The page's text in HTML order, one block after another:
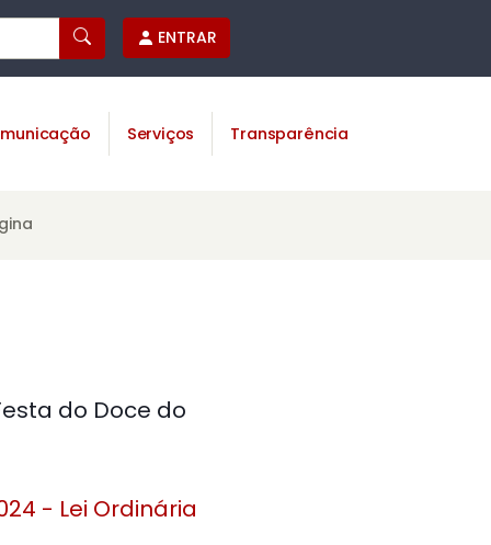
ENTRAR
Serviços Transparência
do Doce do
- Lei Ordinária